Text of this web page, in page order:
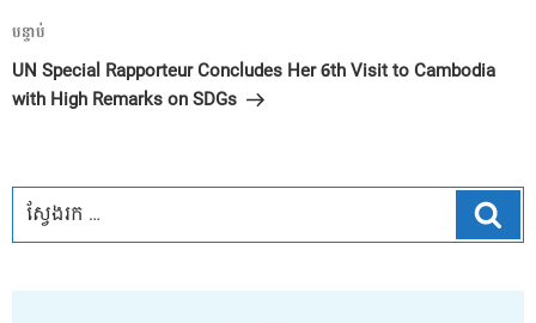
អត្ថបទ
បន្ទាប់
បន្ទាប់
UN Special Rapporteur Concludes Her 6th Visit to Cambodia
with High Remarks on SDGs